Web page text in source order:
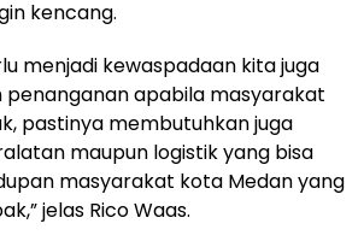
kencang.
menjadi kewaspadaan kita juga
penanganan apabila masyarakat
pastinya membutuhkan juga
maupun logistik yang bisa
masyarakat kota Medan yang
jelas Rico Waas.